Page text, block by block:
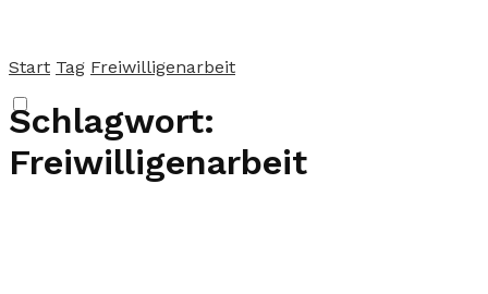
Start Tag Freiwilligenarbeit
Schlagwort:
Freiwilligenarbeit